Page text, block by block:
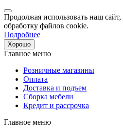
Продолжая использовать наш сайт,
обработку файлов cookie.
Подробнее
Хорошо
Главное меню
Розничные магазины
Оплата
Доставка и подъем
Сборка мебели
Кредит и рассрочка
Главное меню